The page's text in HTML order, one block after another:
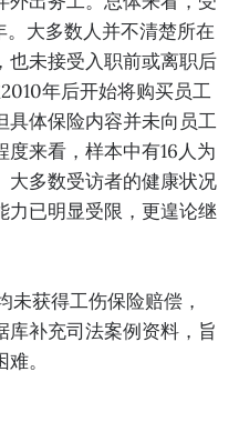
。大多数人并不清楚所在
也未接受入职前或离职后
年后开始将购买员工
具体保险内容并未向员工
来看，样本中有16人为
多数受访者的健康状况
力已明显受限，更遑论继
未获得工伤保险赔偿，
补充司法案例资料，旨
。